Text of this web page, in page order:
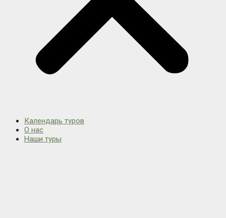
Календарь туров
О нас
Наши туры